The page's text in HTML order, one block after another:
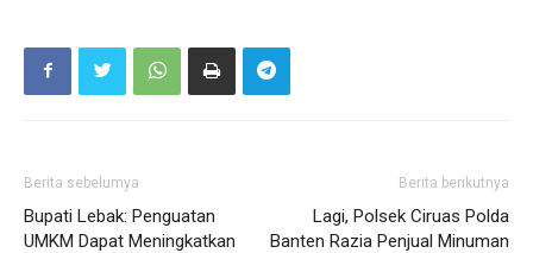
Berita sebelumya
Bupati Lebak: Penguatan
UMKM Dapat Meningkatkan
Berita berikutnya
Lagi, Polsek Ciruas Polda
Banten Razia Penjual Minuman